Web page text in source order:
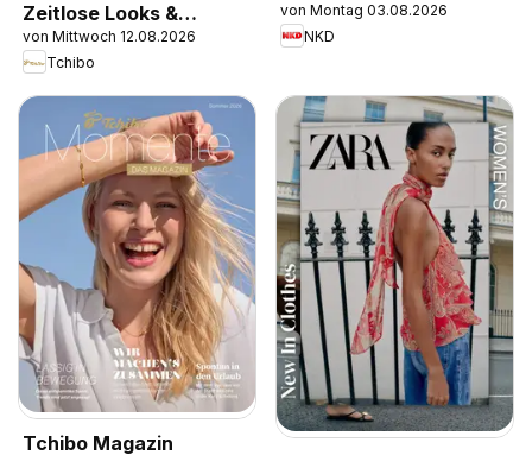
Zeitlose Looks &
Kreative Helfer
von Mittwoch 12.08.2026
Tchibo
von Montag 03.08.2026
NKD
Tchibo Magazin